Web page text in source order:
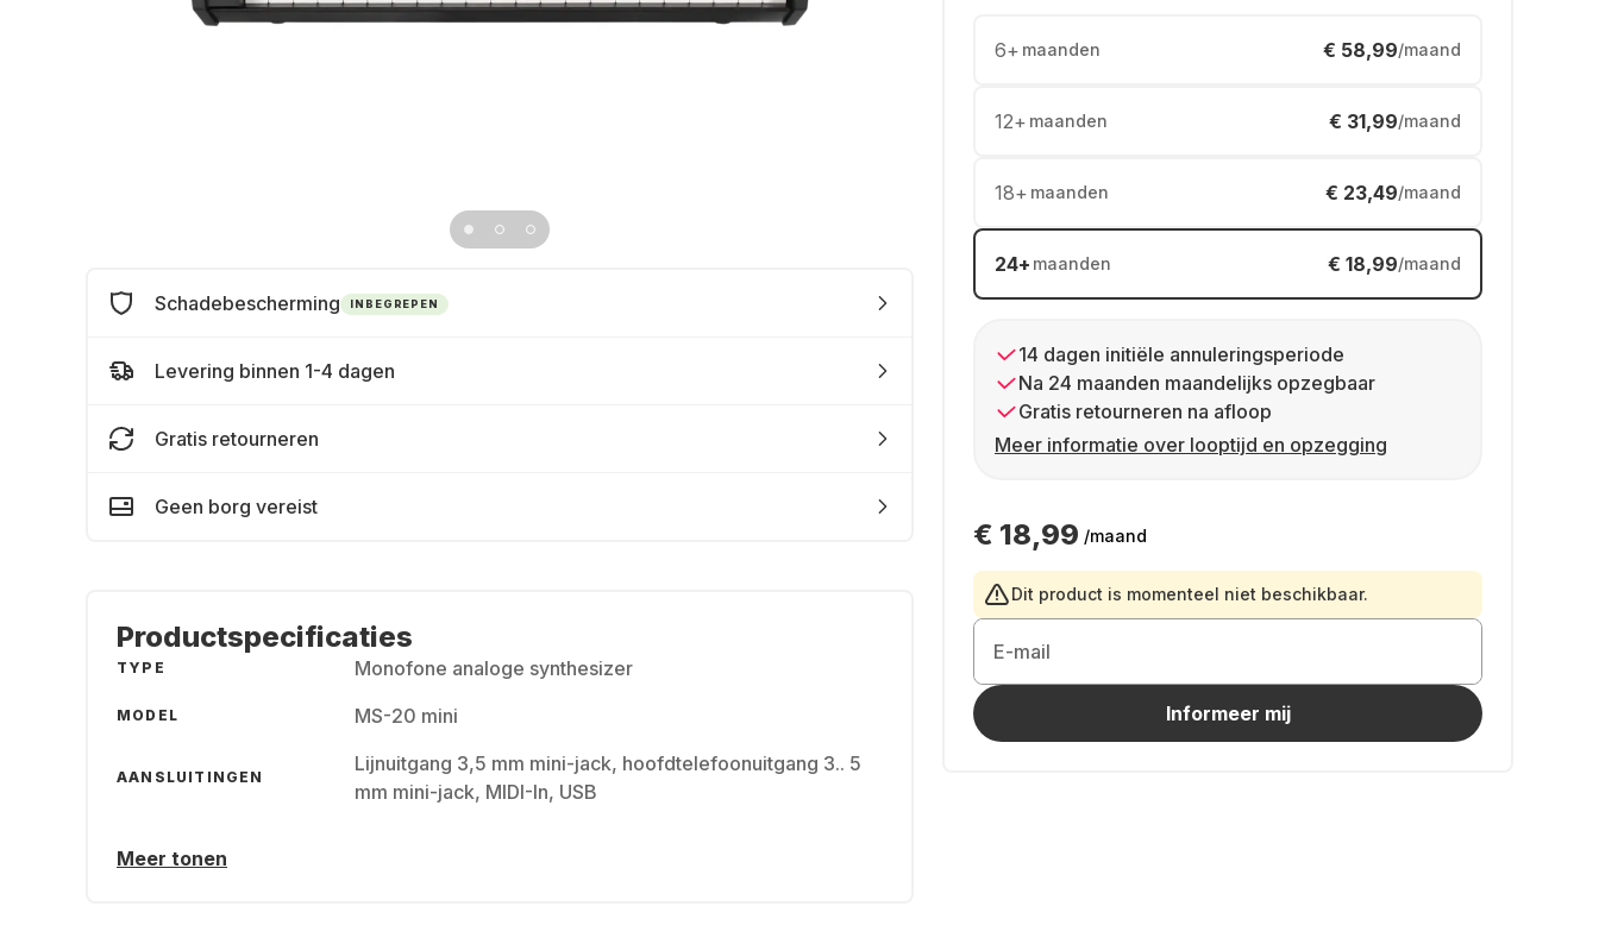
6+ maanden € 58,99/maand
12+ maanden € 31,99/maand
18+ maanden € 23,49/maand
24+ maanden € 18,99/maand
14 dagen initiële annuleringsperiode
Na 24 maanden maandelijks opzegbaar
Gratis retourneren na afloop
Meer informatie over looptijd en opzegging
€ 18,99 /maand
Dit product is momenteel niet beschikbaar.
E-mail
Informeer mij
Schadebescherming INBEGREPEN
Levering binnen 1-4 dagen
Gratis retourneren
Geen borg vereist
Productspecificaties
TYPE Monofone analoge synthesizer
MODEL MS-20 mini
AANSLUITINGEN
Lijnuitgang 3,5 mm mini-jack, hoofdtelefoonuitgang 3.. 5
mm mini-jack, MIDI-In, USB
Meer tonen